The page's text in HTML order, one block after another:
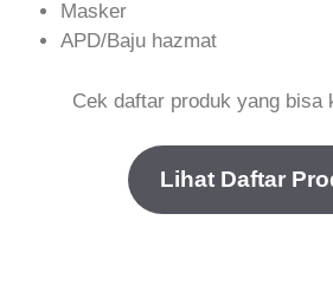
Masker
APD/Baju hazmat
Cek daftar produk yang bisa
Lihat Daftar